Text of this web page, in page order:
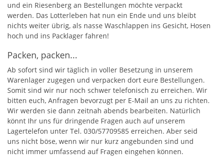
und ein Riesenberg an Bestellungen möchte verpackt
werden. Das Lotterleben hat nun ein Ende und uns bleibt
nichts weiter übrig, als nasse Waschlappen ins Gesicht, Hosen
hoch und ins Packlager fahren!
Packen, packen...
Ab sofort sind wir täglich in voller Besetzung in unserem
Warenlager zugegen und verpacken dort eure Bestellungen.
Somit sind wir nur noch schwer telefonisch zu erreichen. Wir
bitten euch, Anfragen bevorzugt per E-Mail an uns zu richten.
Wir werden sie dann zeitnah abends bearbeiten. Natürlich
könnt Ihr uns für dringende Fragen auch auf unserem
Lagertelefon unter Tel. 030/57709585 erreichen. Aber seid
uns nicht böse, wenn wir nur kurz angebunden sind und
nicht immer umfassend auf Fragen eingehen können.